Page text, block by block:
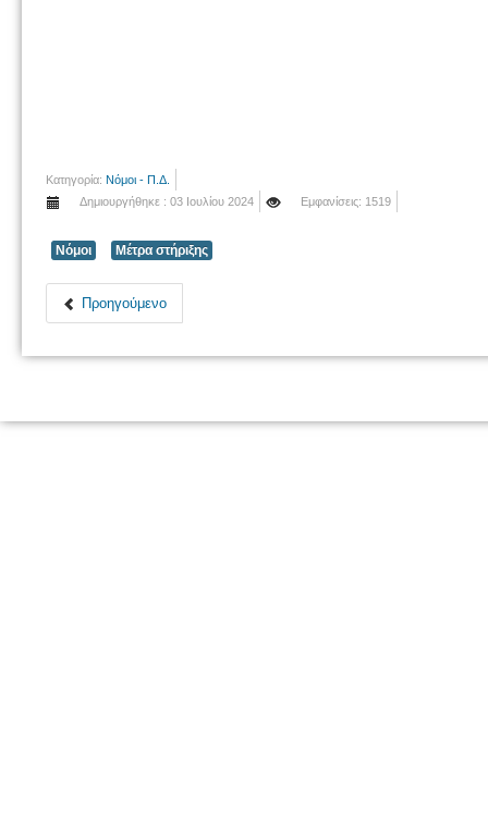
Κατηγορία: Νόμοι - Π.Δ.
Δημιουργήθηκε : 03 Ιουλίου 2024
Εμφανίσεις: 1519
Νόμοι Μέτρα στήριξης
Προηγούμενο